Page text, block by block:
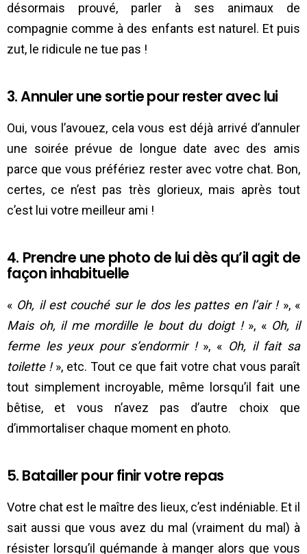
désormais prouvé, parler à ses animaux de
compagnie comme à des enfants est naturel. Et puis
zut, le ridicule ne tue pas !
3. Annuler une sortie pour rester avec lui
Oui, vous l’avouez, cela vous est déjà arrivé d’annuler
une soirée prévue de longue date avec des amis
parce que vous préfériez rester avec votre chat. Bon,
certes, ce n’est pas très glorieux, mais après tout
c’est lui votre meilleur ami !
4. Prendre une photo de lui dès qu’il agit de
façon inhabituelle
« Oh, il est couché sur le dos les pattes en l’air !», «
Mais oh, il me mordille le bout du doigt ! », « Oh, il
ferme les yeux pour s’endormir !», « Oh, il fait sa
toilette !», etc. Tout ce que fait votre chat vous paraît
tout simplement incroyable, même lorsqu’il fait une
bêtise, et vous n’avez pas d’autre choix que
d’immortaliser chaque moment en photo.
5. Batailler pour finir votre repas
Votre chat est le maître des lieux, c’est indéniable. Et il
sait aussi que vous avez du mal (vraiment du mal) à
résister lorsqu’il quémande à manger alors que vous